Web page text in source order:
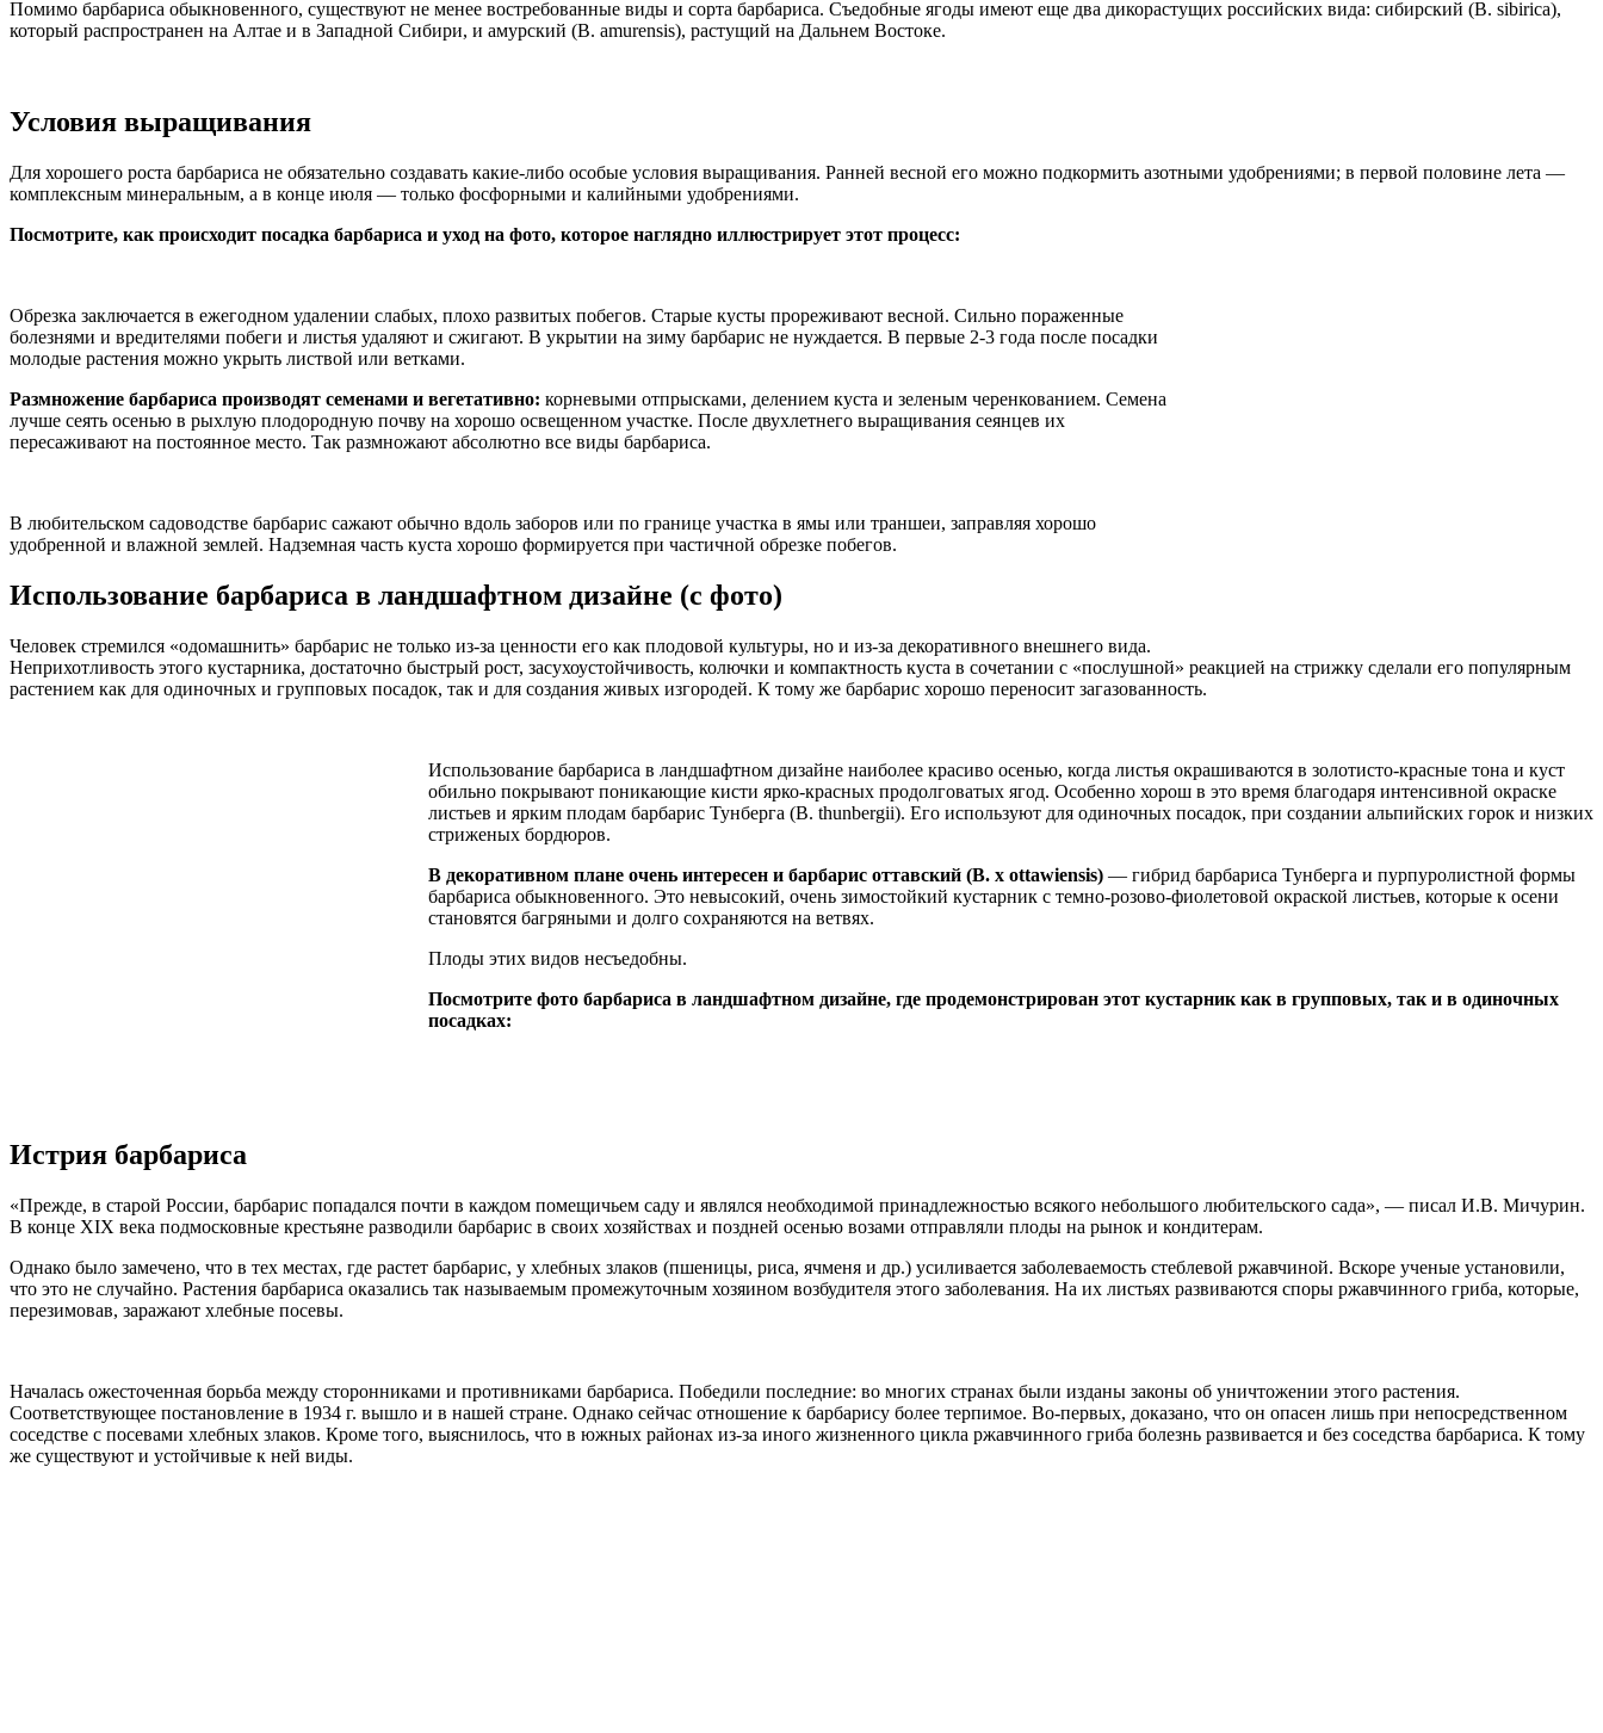
Помимо барбариса обыкновенного, существуют не менее востребованные виды и сорта барбариса. Съедобные ягоды имеют еще два дикорастущих российских вида: сибирский (В. sibirica),
который распространен на Алтае и в Западной Сибири, и амурский (В. amurensis), растущий на Дальнем Востоке.
Условия выращивания
Для хорошего роста барбариса не обязательно создавать какие-либо особые условия выращивания. Ранней весной его можно подкормить азотными удобрениями; в первой половине лета —
комплексным минеральным, а в конце июля — только фосфорными и калийными удобрениями.
Посмотрите, как происходит посадка барбариса и уход на фото, которое наглядно иллюстрирует этот процесс:
Обрезка заключается в ежегодном удалении слабых, плохо развитых побегов. Старые кусты прореживают весной. Сильно пораженные
болезнями и вредителями побеги и листья удаляют и сжигают. В укрытии на зиму барбарис не нуждается. В первые 2-3 года после посадки
молодые растения можно укрыть листвой или ветками.
Размножение барбариса производят семенами и вегетативно: корневыми отпрысками, делением куста и зеленым черенкованием. Семена
лучше сеять осенью в рыхлую плодородную почву на хорошо освещенном участке. После двухлетнего выращивания сеянцев их
пересаживают на постоянное место. Так размножают абсолютно все виды барбариса.
В любительском садоводстве барбарис сажают обычно вдоль заборов или по границе участка в ямы или траншеи, заправляя хорошо
удобренной и влажной землей. Надземная часть куста хорошо формируется при частичной обрезке побегов.
Использование барбариса в ландшафтном дизайне (с фото)
Человек стремился «одомашнить» барбарис не только из-за ценности его как плодовой культуры, но и из-за декоративного внешнего вида.
Неприхотливость этого кустарника, достаточно быстрый рост, засухоустойчивость, колючки и компактность куста в сочетании с «послушной» реакцией на стрижку сделали его популярным
растением как для одиночных и групповых посадок, так и для создания живых изгородей. К тому же барбарис хорошо переносит загазованность.
Использование барбариса в ландшафтном дизайне наиболее красиво осенью, когда листья окрашиваются в золотисто-красные тона и куст
обильно покрывают поникающие кисти ярко-красных продолговатых ягод. Особенно хорош в это время благодаря интенсивной окраске
листьев и ярким плодам барбарис Тунберга (В. thunbergii). Его используют для одиночных посадок, при создании альпийских горок и низких
стриженых бордюров.
В декоративном плане очень интересен и барбарис оттавский (В. х ottawiensis) — гибрид барбариса Тунберга и пурпуролистной формы
барбариса обыкновенного. Это невысокий, очень зимостойкий кустарник с темно-розово-фиолетовой окраской листьев, которые к осени
становятся багряными и долго сохраняются на ветвях.
Плоды этих видов несъедобны.
Посмотрите фото барбариса в ландшафтном дизайне, где продемонстрирован этот кустарник как в групповых, так и в одиночных
посадках:
Истрия барбариса
«Прежде, в старой России, барбарис попадался почти в каждом помещичьем саду и являлся необходимой принадлежностью всякого небольшого любительского сада», — писал И.В. Мичурин.
В конце XIX века подмосковные крестьяне разводили барбарис в своих хозяйствах и поздней осенью возами отправляли плоды на рынок и кондитерам.
Однако было замечено, что в тех местах, где растет барбарис, у хлебных злаков (пшеницы, риса, ячменя и др.) усиливается заболеваемость стеблевой ржавчиной. Вскоре ученые установили,
что это не случайно. Растения барбариса оказались так называемым промежуточным хозяином возбудителя этого заболевания. На их листьях развиваются споры ржавчинного гриба, которые,
перезимовав, заражают хлебные посевы.
Началась ожесточенная борьба между сторонниками и противниками барбариса. Победили последние: во многих странах были изданы законы об уничтожении этого растения.
Соответствующее постановление в 1934 г. вышло и в нашей стране. Однако сейчас отношение к барбарису более терпимое. Во-первых, доказано, что он опасен лишь при непосредственном
соседстве с посевами хлебных злаков. Кроме того, выяснилось, что в южных районах из-за иного жизненного цикла ржавчинного гриба болезнь развивается и без соседства барбариса. К тому
же существуют и устойчивые к ней виды.